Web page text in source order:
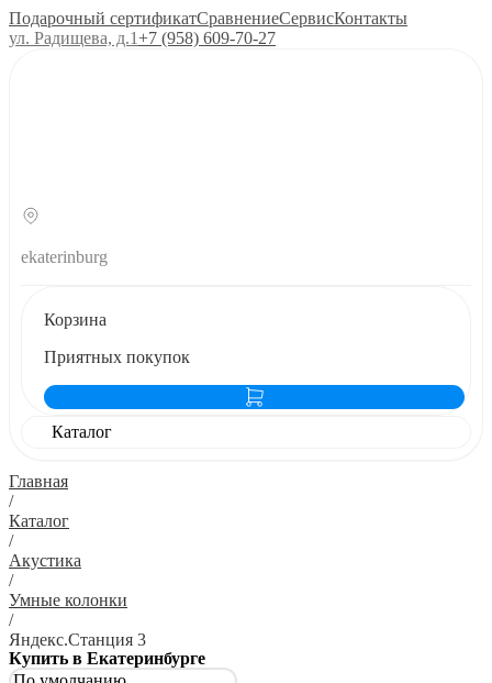
Подарочный сертификатСравнениеСервисКонтакты
ул. Радищева, д.1+7 (958) 609‑70‑27
ekaterinburg
Корзина
Приятных покупок
Каталог
Главная
/
Каталог
/
Акустика
/
Умные колонки
/
Яндекс.Станция 3
Купить в Екатеринбурге